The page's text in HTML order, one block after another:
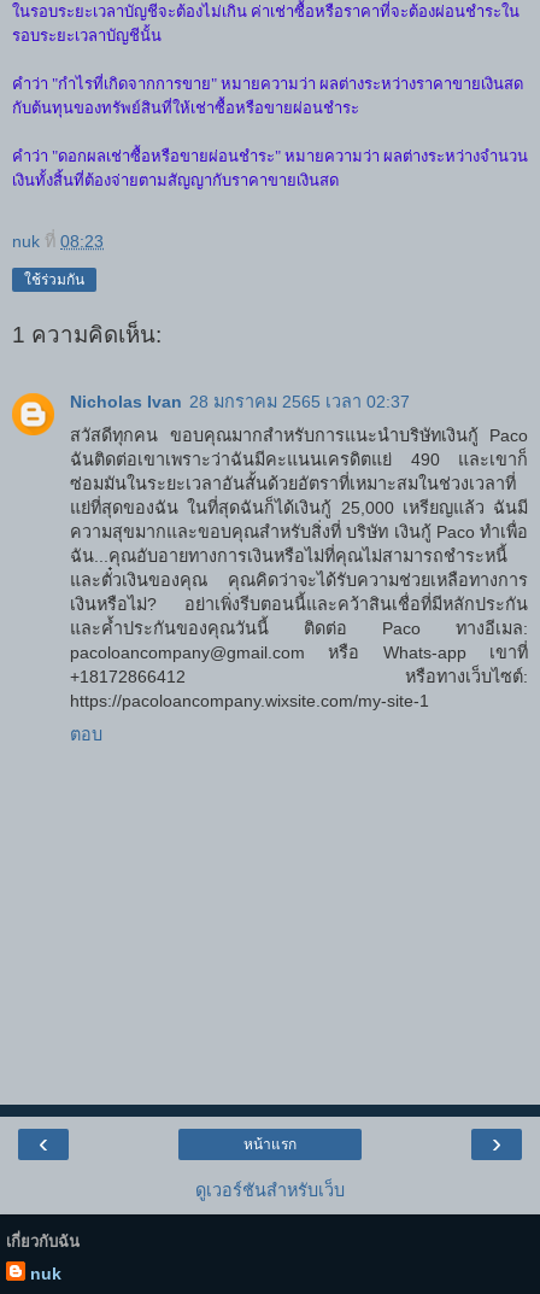
ในรอบระยะเวลาบัญชีจะต้องไม่เกิน ค่าเช่าซื้อหรือราคาที่จะต้องผ่อนชำระใน
รอบระยะเวลาบัญชีนั้น
คำว่า "กำไรที่เกิดจากการขาย" หมายความว่า ผลต่างระหว่างราคาขายเงินสด
กับต้นทุนของทรัพย์สินที่ให้เช่าซื้อหรือขายผ่อนชำระ
คำว่า "ดอกผลเช่าซื้อหรือขายผ่อนชำระ" หมายความว่า ผลต่างระหว่างจำนวน
เงินทั้งสิ้นที่ต้องจ่ายตามสัญญากับราคาขายเงินสด
nuk ที่ 08:23
ใช้ร่วมกัน
1 ความคิดเห็น:
Nicholas Ivan 28 มกราคม 2565 เวลา 02:37
สวัสดีทุกคน ขอบคุณมากสำหรับการแนะนำบริษัทเงินกู้ Paco
ฉันติดต่อเขาเพราะว่าฉันมีคะแนนเครดิตแย่ 490 และเขาก็
ซ่อมมันในระยะเวลาอันสั้นด้วยอัตราที่เหมาะสมในช่วงเวลาที่
แย่ที่สุดของฉัน ในที่สุดฉันก็ได้เงินกู้ 25,000 เหรียญแล้ว ฉันมี
ความสุขมากและขอบคุณสำหรับสิ่งที่ บริษัท เงินกู้ Paco ทำเพื่อ
ฉัน...คุณอับอายทางการเงินหรือไม่ที่คุณไม่สามารถชำระหนี้
และตั๋วเงินของคุณ คุณคิดว่าจะได้รับความช่วยเหลือทางการ
เงินหรือไม่? อย่าเพิ่งรีบตอนนี้และคว้าสินเชื่อที่มีหลักประกัน
และค้ำประกันของคุณวันนี้ ติดต่อ Paco ทางอีเมล:
pacoloancompany@gmail.com หรือ Whats-app เขาที่
+18172866412 หรือทางเว็บไซต์:
https://pacoloancompany.wixsite.com/my-site-1
ตอบ
‹ ›
หน้าแรก
ดูเวอร์ชันสำหรับเว็บ
เกี่ยวกับฉัน
nuk